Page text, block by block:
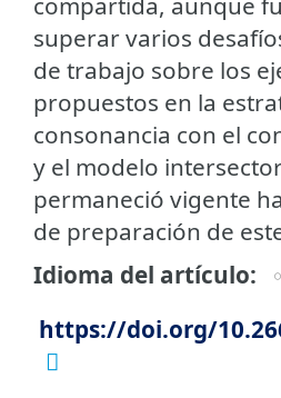
superar varios
de trabajo sobre los
propuestos en la
consonancia con el
y el modelo
permaneció vigente
de preparación de
Idioma del artículo
https://doi.org/